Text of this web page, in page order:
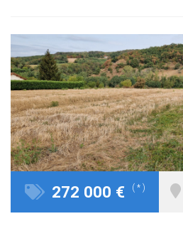
272 000 € ( * )